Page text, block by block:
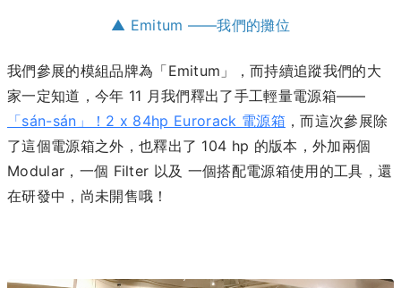
▲ Emitum ——我們的攤位
我們參展的模組品牌為「Emitum」，而持續追蹤我們的大
家一定知道，今年 11 月我們釋出了手工輕量電源箱——
「sán-sán」！2 x 84hp Eurorack 電源箱 ，而這次參展除
了這個電源箱之外，也釋出了 104 hp 的版本，外加兩個
Modular，一個 Filter 以及 一個搭配電源箱使用的工具，還
在研發中，尚未開售哦！